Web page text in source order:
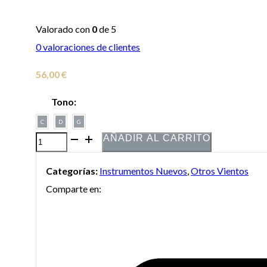
Valorado con 0de 5
0valoraciones de clientes
56,00€
Tono:
C D G
Armónica
Marine
Band
AÑADIR AL CARRITO
Categorías: Instrumentos Nuevos Otros Vientos
Comparte en: